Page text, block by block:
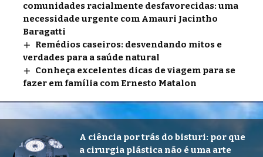
comunidades racialmente desfavorecidas: uma
necessidade urgente com Amauri Jacintho
Baragatti
Remédios caseiros: desvendando mitos e
verdades para a saúde natural
Conheça excelentes dicas de viagem para se
fazer em família com Ernesto Matalon
A ciência por trás do bisturi: por que
a cirurgia plástica não é uma arte